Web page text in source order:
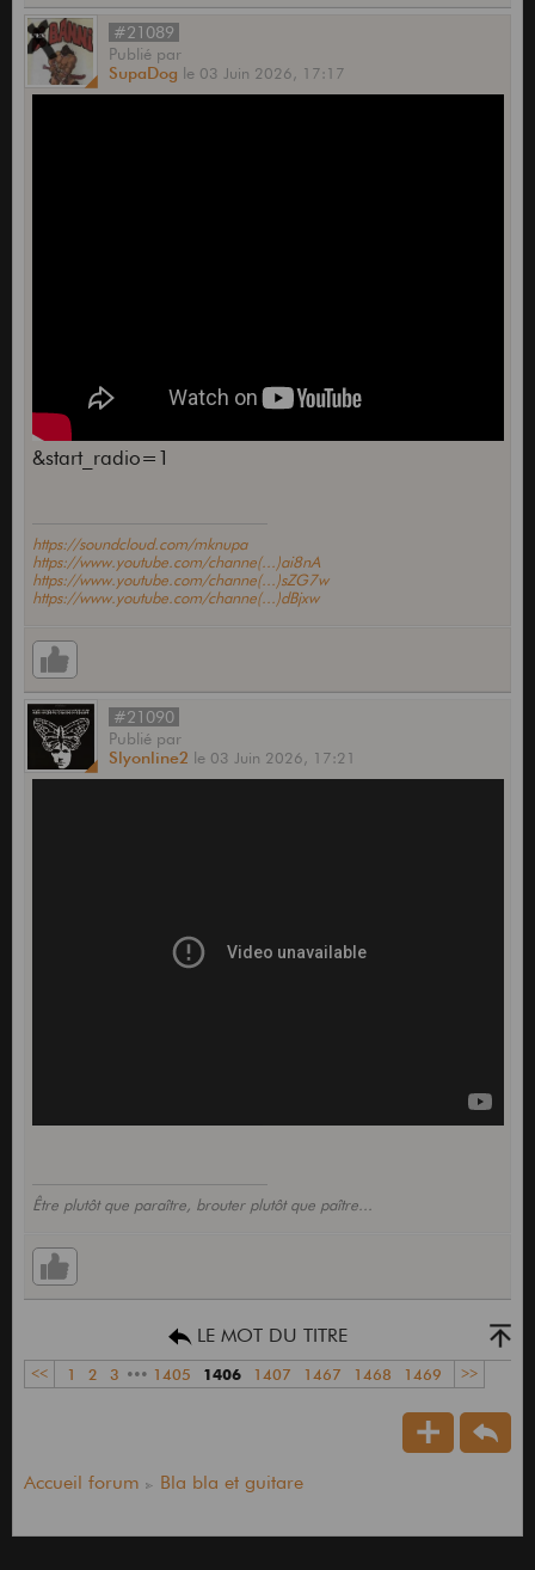
#21089
Publié par
SupaDog le 03 Juin 2026, 17:17
&start_radio=1
https://soundcloud.com/mknupa
https://www.youtube.com/channe(...)ai8nA
https://www.youtube.com/channe(...)sZG7w
https://www.youtube.com/channe(...)dBjxw
#21090
Publié par
Slyonline2 le 03 Juin 2026, 17:21
Être plutôt que paraître, brouter plutôt que paître...
LE MOT DU TITRE
<< 1 2 3 ••• 1405 1406 1407 1467 1468 1469 >>
Accueil forum Bla bla et guitare